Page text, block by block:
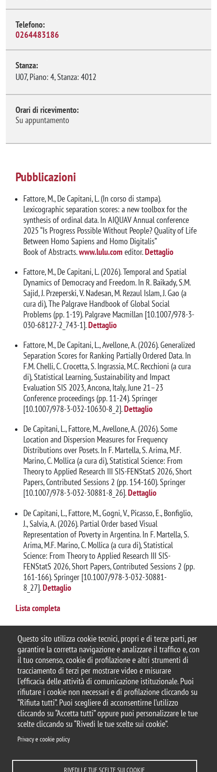
Questo sito utilizza cookie tecnici, propri e di terze parti, per
garantire la corretta navigazione e analizzare il traffico e, con
il tuo consenso, cookie di profilazione e altri strumenti di
tracciamento di terzi per mostrare video e misurare
l'efficacia delle attività di comunicazione istituzionale. Puoi
rifiutare i cookie non necessari e di profilazione cliccando su
“Rifiuta tutti”. Puoi scegliere di acconsentirne l’utilizzo
cliccando su “Accetta tutti” oppure puoi personalizzare le tue
scelte cliccando su “Rivedi le tue scelte sui cookie”.
Privacy e cookie policy
RIVEDI LE TUE SCELTE SUI COOKIE
Telefono:
0264483186
Stanza:
U07, Piano: 4, Stanza: 4012
Orari di ricevimento:
Su appuntamento
Pubblicazioni
Fattore, M., De Capitani, L. (In corso di stampa).
Lexicographic separation scores: a new toolbox for the
synthesis of ordinal data. In AIQUAV Annual conference
2025 “Is Progress Possible Without People? Quality of Life
Between Homo Sapiens and Homo Digitalis”
Book of Abstracts.www.lulu.comeditor.Dettaglio
Fattore, M., De Capitani, L. (2026). Temporal and Spatial
Dynamics of Democracy and Freedom. In R. Baikady, S.M.
Sajid, J. Przeperski, V. Nadesan, M. Rezaul Islam, J. Gao (a
cura di), The Palgrave Handbook of Global Social
Problems (pp. 1-19). Palgrave Macmillan [10.1007/978-3-
030-68127-2_743-1].Dettaglio
Fattore, M., De Capitani, L., Avellone, A. (2026). Generalized
Separation Scores for Ranking Partially Ordered Data. In
F.M. Chelli, C. Crocetta, S. Ingrassia, M.C. Recchioni (a cura
di), Statistical Learning, Sustainability and Impact
Evaluation SIS 2023, Ancona, Italy, June 21–23
Conference proceedings (pp. 11-24). Springer
[10.1007/978-3-032-10630-8_2].Dettaglio
De Capitani, L., Fattore, M., Avellone, A. (2026). Some
Location and Dispersion Measures for Frequency
Distributions over Posets. In F. Martella, S. Arima, M.F.
Marino, C. Mollica (a cura di), Statistical Science: From
Theory to Applied Research III SIS-FENStatS 2026, Short
Papers, Contributed Sessions 2 (pp. 154-160). Springer
[10.1007/978-3-032-30881-8_26].Dettaglio
De Capitani, L., Fattore, M., Gogni, V., Picasso, E., Bonfiglio,
J., Salvia, A. (2026). Partial Order based Visual
Representation of Poverty in Argentina. In F. Martella, S.
Arima, M.F. Marino, C. Mollica (a cura di), Statistical
Science: From Theory to Applied Research III SIS-
FENStatS 2026, Short Papers, Contributed Sessions 2 (pp.
161-166). Springer [10.1007/978-3-032-30881-
8_27].Dettaglio
Lista completa
© 2025 Università degli Studi di Milano-Bicocca
Piazza dell'Ateneo Nuovo, 1 - 20126, Milano
Casella PEC:ateneo.bicocca@pec.unimib.it
P.I. 12621570154 |Contattaci